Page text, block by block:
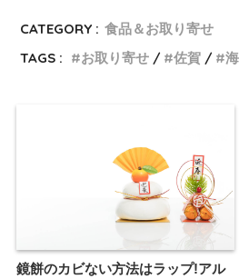
CATEGORY : 食品＆お取り寄せ
TAGS :
お取り寄せ 佐賀
鏡餅のカビない方法はラップ!アル